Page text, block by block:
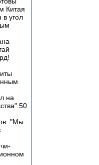
Китая
в угол
на
50
"Мы